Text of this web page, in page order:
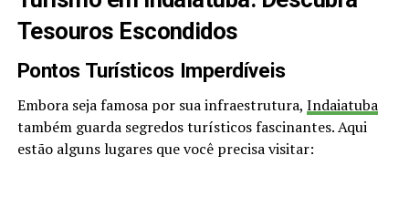
Tesouros Escondidos
Pontos Turísticos Imperdíveis
Embora seja famosa por sua infraestrutura, Indaiatuba
também guarda segredos turísticos fascinantes. Aqui
estão alguns lugares que você precisa visitar: